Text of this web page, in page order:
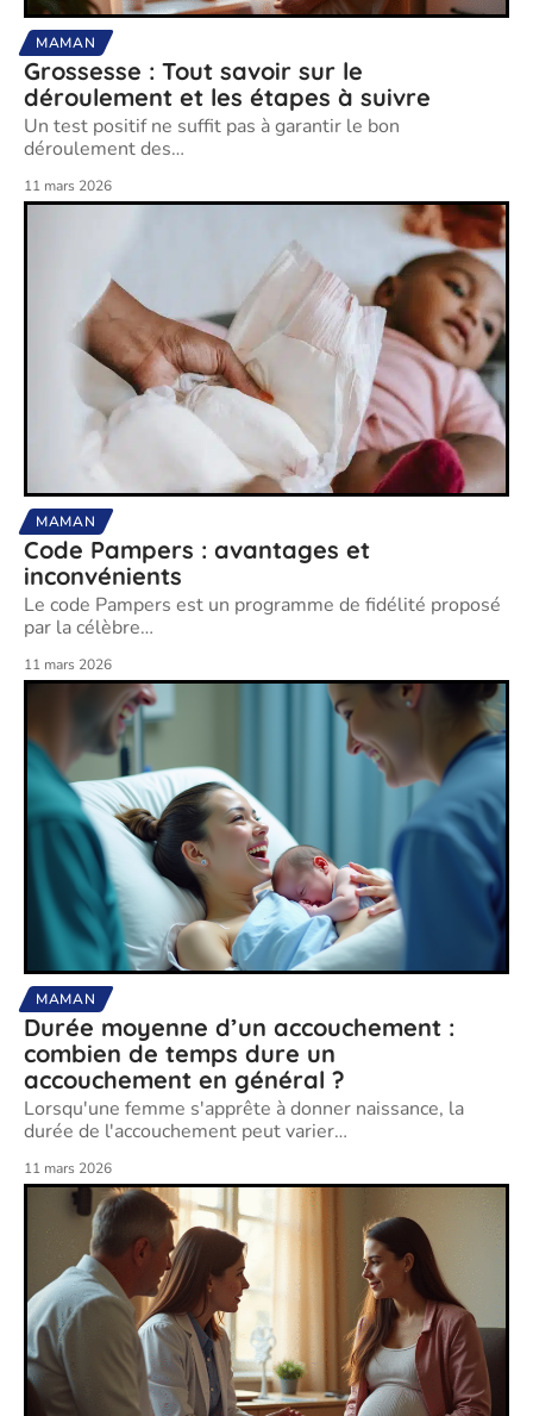
MAMAN
Grossesse : Tout savoir sur le
déroulement et les étapes à suivre
Un test positif ne suffit pas à garantir le bon
déroulement des…
11 mars 2026
MAMAN
Code Pampers : avantages et
inconvénients
Le code Pampers est un programme de fidélité proposé
par la célèbre…
11 mars 2026
MAMAN
Durée moyenne d’un accouchement :
combien de temps dure un
accouchement en général ?
Lorsqu'une femme s'apprête à donner naissance, la
durée de l'accouchement peut varier…
11 mars 2026